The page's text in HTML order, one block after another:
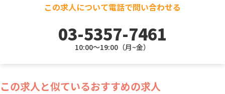
この求人について電話で問い合わせる
03-5357-7461
10:00～19:00（月~金）
この求人と似ているおすすめの求人